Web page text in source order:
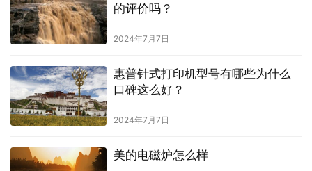
的评价吗？
2024年7月7日
惠普针式打印机型号有哪些为什么
口碑这么好？
2024年7月7日
美的电磁炉怎么样